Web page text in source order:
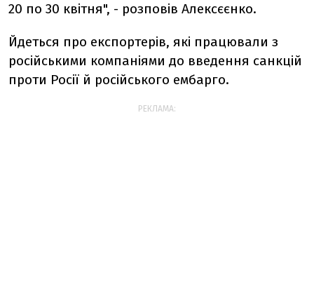
20 по 30 квітня", - розповів Алексєєнко.
Йдеться про експортерів, які працювали з
російськими компаніями до введення санкцій
проти Росії й російського ембарго.
РЕКЛАМА: